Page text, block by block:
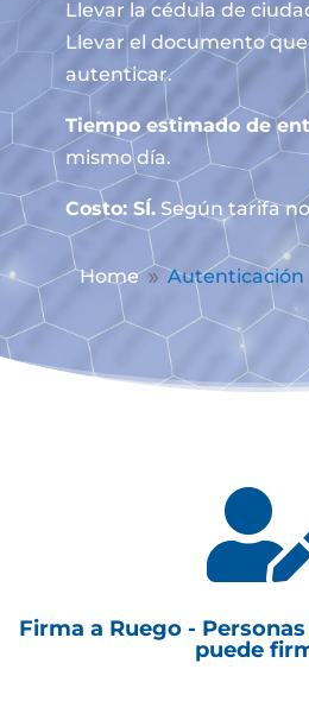
Llevar la cédula de
Llevar el documento que
autenticar.
Tiempo estimado de
mismo día.
Costo: SÍ.Según tarifa
Home 9 Autenticación
Firma a Ruego -
puede